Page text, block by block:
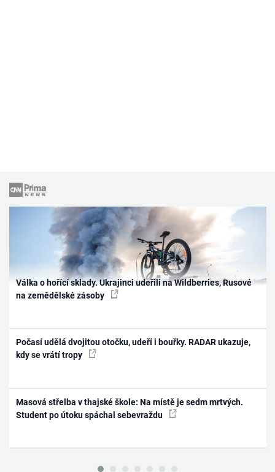
Válka o hořící sklady. Ukrajinci udeřili na Wildberries, Rusové
na zemědělské zásoby
Počasí udělá dvojitou otočku, udeří i bouřky. RADAR ukazuje,
kdy se vrátí tropy
Masová střelba v thajské škole: Na místě je sedm mrtvých.
Student po útoku spáchal sebevraždu